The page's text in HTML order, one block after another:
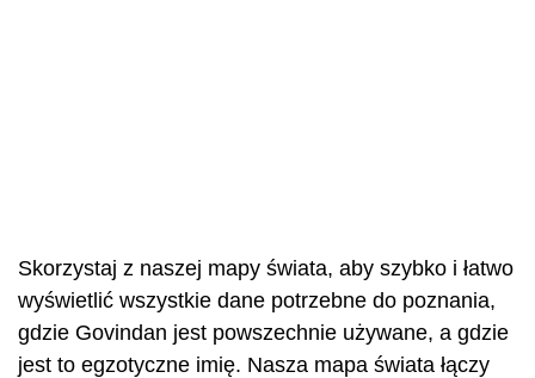
Skorzystaj z naszej mapy świata, aby szybko i łatwo
wyświetlić wszystkie dane potrzebne do poznania,
gdzie Govindan jest powszechnie używane, a gdzie
jest to egzotyczne imię. Nasza mapa świata łączy